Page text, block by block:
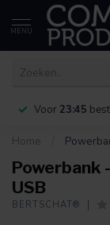
MENU
Voor 23:45
Home
Powerbank
USB
BERTSCHAT®